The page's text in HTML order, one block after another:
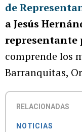
de
a Jesús
representante
comprende los
Barranquitas,
RELACIONADAS
NOTICIAS